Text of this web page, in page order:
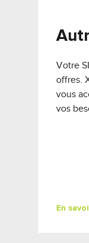
Votre
offres.
vous
vos
En